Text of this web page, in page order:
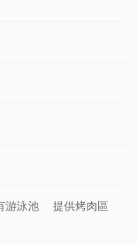
游泳池
提供烤肉區